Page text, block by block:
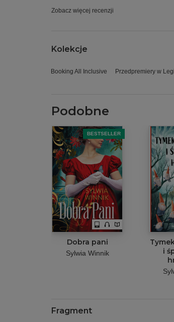
Zobacz więcej recenzji
Kolekcje
Booking All Inclusive Przedpremiery w
Podobne
BESTSELLER
Dobra pani
Sylwia Winnik
i
Fragment